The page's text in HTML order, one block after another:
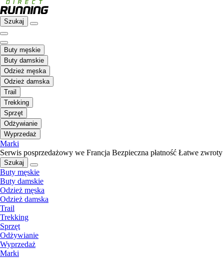
Szukaj
Buty męskie
Buty damskie
Odzież męska
Odzież damska
Trail
Trekking
Sprzęt
Odżywianie
Wyprzedaż
Marki
Serwis posprzedażowy we Francja Bezpieczna płatność Łatwe zwroty
Szukaj
Buty męskie
Buty damskie
Odzież męska
Odzież damska
Trail
Trekking
Sprzęt
Odżywianie
Wyprzedaż
Marki